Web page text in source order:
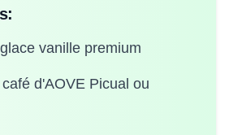
vanille premium
d'AOVE Picual ou